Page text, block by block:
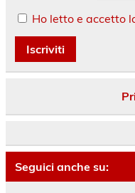
Ho letto e accetto
Seguici anche su: